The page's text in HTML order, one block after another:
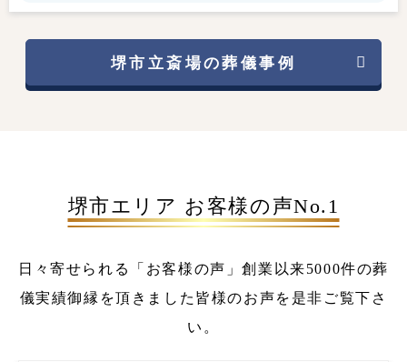
堺市立斎場の葬儀事例
堺市エリア お客様の声No.1
日々寄せられる「お客様の声」創業以来5000件の葬
儀実績御縁を頂きました皆様のお声を是非ご覧下さ
い。